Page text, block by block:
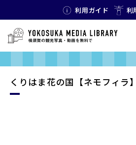
利用ガイド 利
くりはま花の国【ネモフィラ】